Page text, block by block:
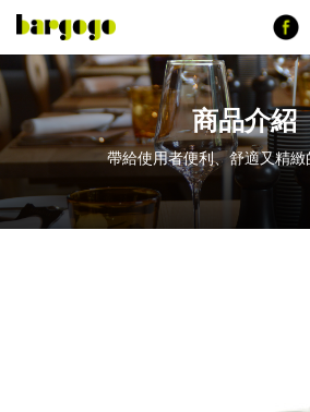
商品介紹
帶給使用者便利、舒適又精